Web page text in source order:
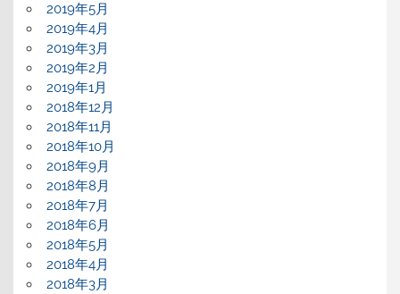
2019年5月
2019年4月
2019年3月
2019年2月
2019年1月
2018年12月
2018年11月
2018年10月
2018年9月
2018年8月
2018年7月
2018年6月
2018年5月
2018年4月
2018年3月